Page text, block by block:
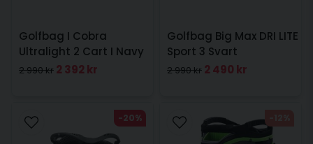
Golfbag I Cobra
Ultralight 2 Cart I Navy
2 990 kr 2 392 kr
Golfbag Big Max DRI LITE
Sport 3 Svart
2 990 kr 2 490 kr
-20%